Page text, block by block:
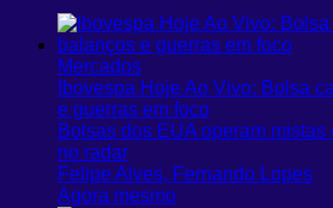
Mercados
Ibovespa Hoje Ao Vivo: Bolsa
e guerras em foco
Bolsas dos EUA operam mistas
no radar
Felipe Alves, Fernando Lopes
Agora mesmo